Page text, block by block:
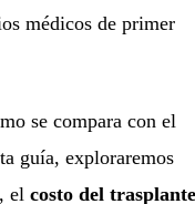
médicos de primer
se compara con el
guía, exploraremos
, el costo del trasplante